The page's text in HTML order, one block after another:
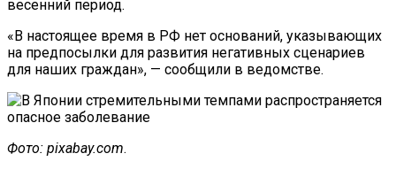
весенний период.
«В настоящее время в РФ нет оснований, указывающих
на предпосылки для развития негативных сценариев
для наших граждан», — сообщили в ведомстве.
Фото: pixabay.com.